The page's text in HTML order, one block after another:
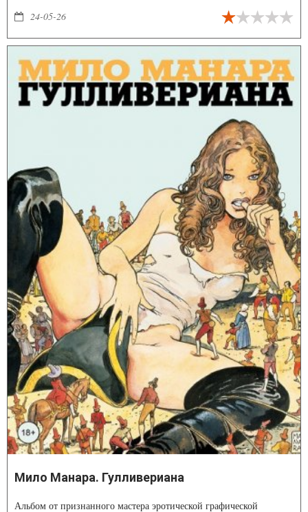
«Пацаны».
24-05-26
Мило Манара. Гулливериана
Альбом от признанного мастера эротической графической